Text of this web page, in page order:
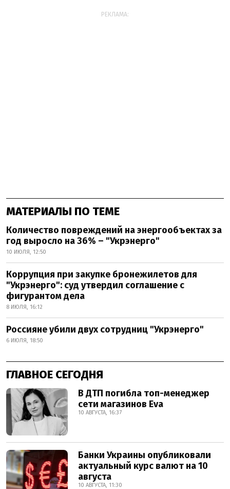
РЕКЛАМА:
МАТЕРИАЛЫ ПО ТЕМЕ
Количество повреждений на энергообъектах за
год выросло на 36% – "Укрэнерго"
10 ИЮЛЯ, 12:50
Коррупция при закупке бронежилетов для
"Укрэнерго": суд утвердил соглашение с
фигурантом дела
8 ИЮЛЯ, 16:12
Россияне убили двух сотрудниц "Укрэнерго"
6 ИЮЛЯ, 18:50
ГЛАВНОЕ СЕГОДНЯ
В ДТП погибла топ-менеджер
сети магазинов Eva
10 АВГУСТА, 16:37
Банки Украины опубликовали
актуальный курс валют на 10
августа
10 АВГУСТА, 11:30